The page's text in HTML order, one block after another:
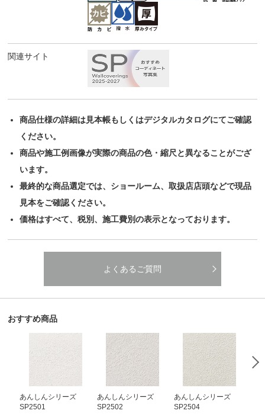
関連サイト
商品仕様の詳細は見本帳もしくはデジタルカタログにてご確認
ください。
商品や施工例画像が実際の商品の色・縮尺と異なることがござ
います。
最終的な商品選定では、ショールーム、取扱店店頭などで現品
見本をご確認ください。
価格はすべて、税別、施工費別の表示となっております。
よくあるご質問
おすすめ商品
あんしんシリーズ
SP2501
あんしんシリーズ
SP2502
あんしんシリーズ
SP2504